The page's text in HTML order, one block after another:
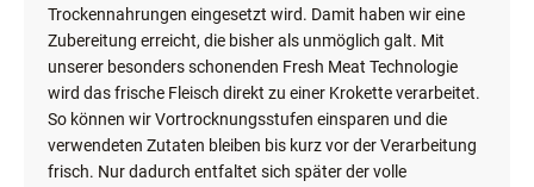
Trockennahrungen eingesetzt wird. Damit haben wir eine
Zubereitung erreicht, die bisher als unmöglich galt. Mit
unserer besonders schonenden Fresh Meat Technologie
wird das frische Fleisch direkt zu einer Krokette verarbeitet.
So können wir Vortrocknungsstufen einsparen und die
verwendeten Zutaten bleiben bis kurz vor der Verarbeitung
frisch. Nur dadurch entfaltet sich später der volle